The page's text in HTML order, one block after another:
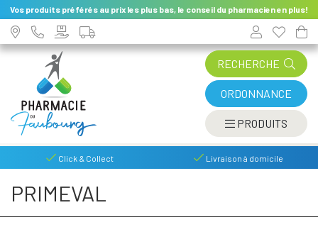
Vos produits préférés au prix les plus bas, le conseil du pharmacien en plus!
RECHERCHE
ORDONNANCE
PRODUITS
Click & Collect Livraison à domicile
PRIMEVAL